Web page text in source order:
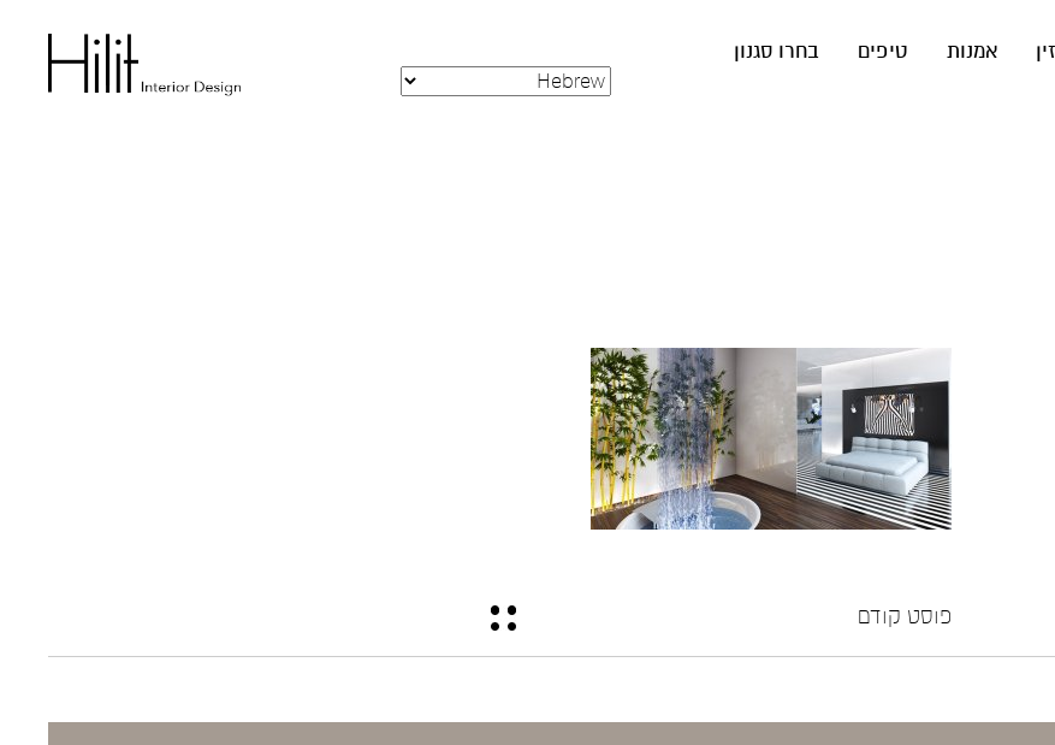
אמנות טיפים
בחרו סגנון
פוסט קודם